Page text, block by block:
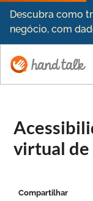
Descubra como
negócio, com
virtual de
Compartilhar